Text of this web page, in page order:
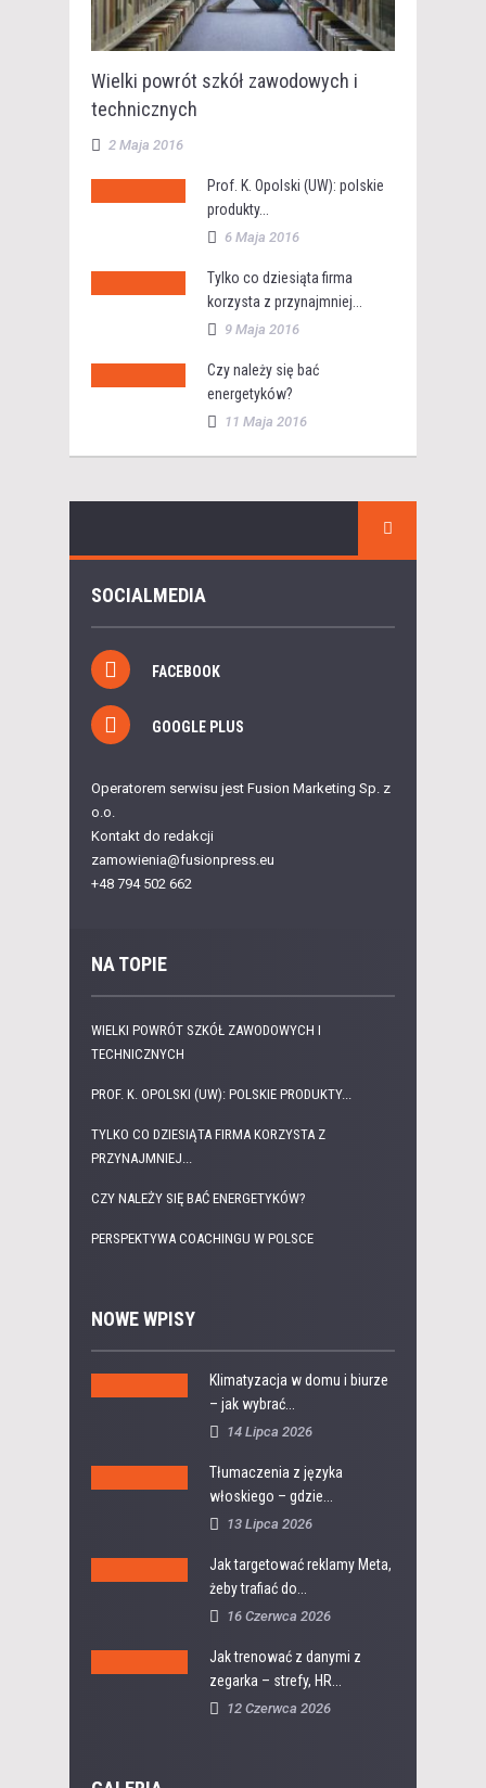
Wielki powrót szkół zawodowych i
technicznych
2 Maja 2016
Prof. K. Opolski (UW): polskie
produkty...
6 Maja 2016
Tylko co dziesiąta firma
korzysta z przynajmniej...
9 Maja 2016
Czy należy się bać
energetyków?
11 Maja 2016
SOCIALMEDIA
FACEBOOK
GOOGLE PLUS
Operatorem serwisu jest Fusion Marketing Sp. z
o.o.
Kontakt do redakcji
zamowienia@fusionpress.eu
+48 794 502 662
NA TOPIE
WIELKI POWRÓT SZKÓŁ ZAWODOWYCH I
TECHNICZNYCH
PROF. K. OPOLSKI (UW): POLSKIE PRODUKTY...
TYLKO CO DZIESIĄTA FIRMA KORZYSTA Z
PRZYNAJMNIEJ...
CZY NALEŻY SIĘ BAĆ ENERGETYKÓW?
PERSPEKTYWA COACHINGU W POLSCE
NOWE WPISY
Klimatyzacja w domu i biurze
– jak wybrać...
14 Lipca 2026
Tłumaczenia z języka
włoskiego – gdzie...
13 Lipca 2026
Jak targetować reklamy Meta,
żeby trafiać do...
16 Czerwca 2026
Jak trenować z danymi z
zegarka – strefy, HR...
12 Czerwca 2026